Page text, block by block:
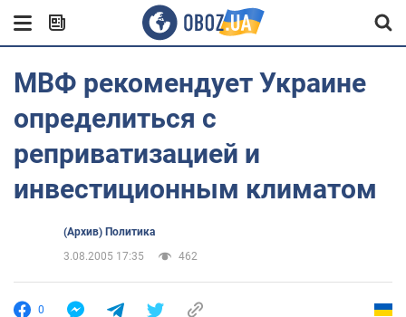
МВФ рекомендует Украине
определиться с
реприватизацией и
инвестиционным климатом
(Архив) Политика
3.08.2005 17:35
462
0